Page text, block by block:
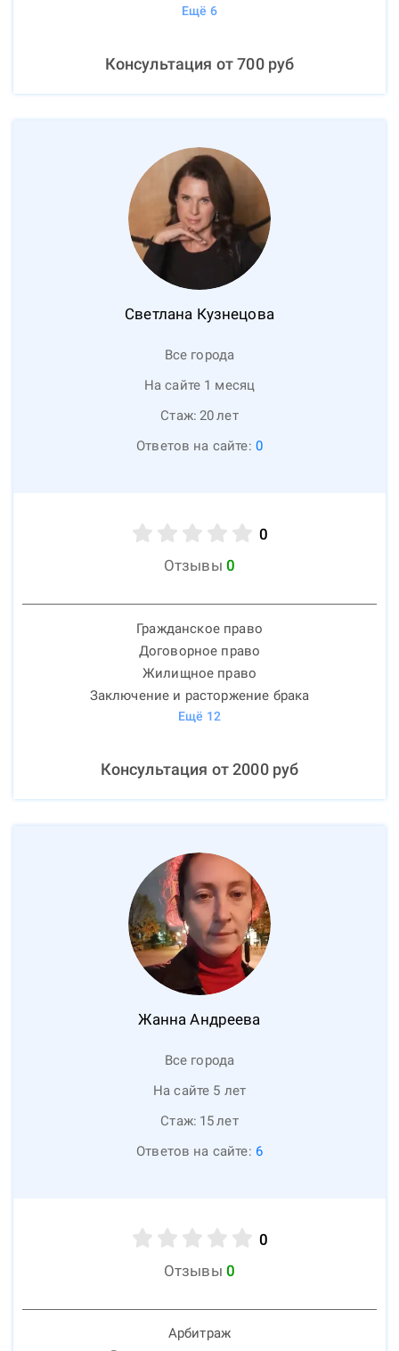
Ещё 6
Консультация от700руб
Светлана Кузнецова
Все города
На сайте 1 месяц
Стаж: 20лет
Ответов на сайте: 0
0
Отзывы 0
Гражданское право
Договорное право
Жилищное право
Заключение и расторжение брака
Ещё 12
Консультация от2000руб
Жанна Андреева
Все города
На сайте 5 лет
Стаж: 15лет
Ответов на сайте: 6
0
Отзывы 0
Арбитраж